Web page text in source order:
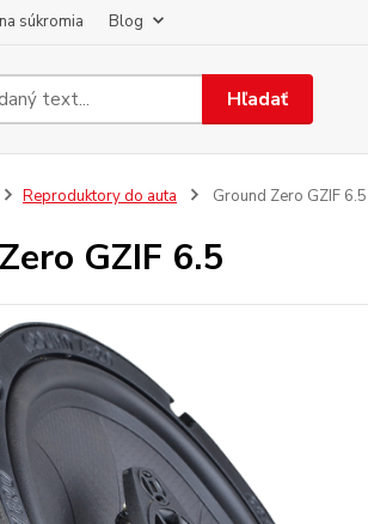
súkromia Blog
Hľadať
Reproduktory do auta Ground Zero GZIF 6.5
GZIF 6.5